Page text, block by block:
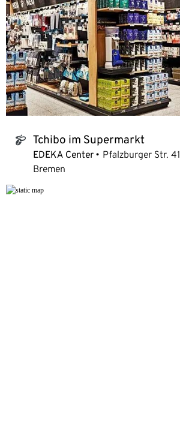
tchibo_logo Tchibo im Supermarkt
EDEKA Center Pfalzburger Str. 41
Bremen